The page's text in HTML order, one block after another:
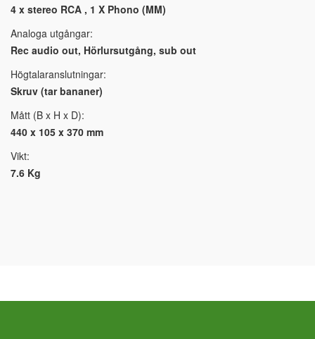
4 x stereo RCA , 1 X Phono (MM)
Analoga utgångar:
Rec audio out, Hörlursutgång, sub out
Högtalaranslutningar:
Skruv (tar bananer)
Mått (B x H x D):
440 x 105 x 370 mm
Vikt:
7.6 Kg